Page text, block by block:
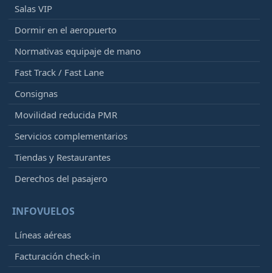
Salas VIP
Dormir en el aeropuerto
Normativas equipaje de mano
Fast Track / Fast Lane
Consignas
Movilidad reducida PMR
Servicios complementarios
Tiendas y Restaurantes
Derechos del pasajero
INFOVUELOS
Líneas aéreas
Facturación check-in